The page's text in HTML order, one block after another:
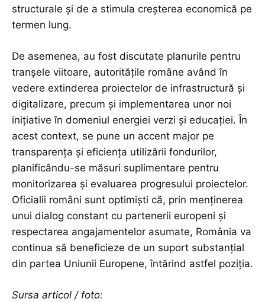
structurale și de a stimula creșterea economică pe
termen lung.
De asemenea, au fost discutate planurile pentru
tranșele viitoare, autoritățile române având în
vedere extinderea proiectelor de infrastructură și
digitalizare, precum și implementarea unor noi
inițiative în domeniul energiei verzi și educației. În
acest context, se pune un accent major pe
transparența și eficiența utilizării fondurilor,
planificându-se măsuri suplimentare pentru
monitorizarea și evaluarea progresului proiectelor.
Oficialii români sunt optimiști că, prin menținerea
unui dialog constant cu partenerii europeni și
respectarea angajamentelor asumate, România va
continua să beneficieze de un suport substanțial
din partea Uniunii Europene, întărind astfel poziția.
Sursa articol / foto: